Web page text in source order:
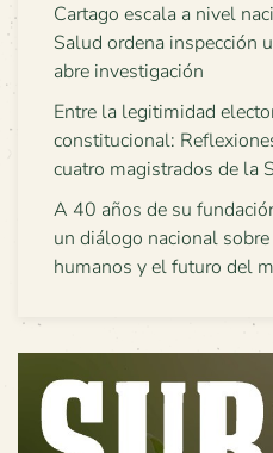
Cartago escala a nivel
Salud ordena inspección
abre investigación
Entre la legitimidad
constitucional:
cuatro magistrados de la
A 40 años de su
un diálogo nacional
humanos y el futuro del